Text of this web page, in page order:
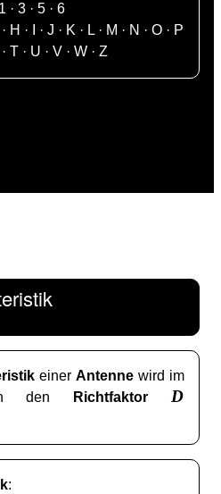
1· 3· 5· 6
· H · · J · K · L· M · N · O · P
· T · U · V · W· Z
einer Antenne wird im
den
Richtfaktor D
: